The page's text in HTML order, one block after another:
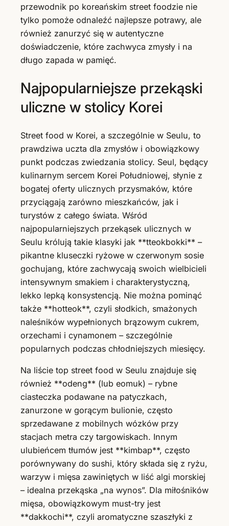
przewodnik po koreańskim street foodzie nie
tylko pomoże odnaleźć najlepsze potrawy, ale
również zanurzyć się w autentyczne
doświadczenie, które zachwyca zmysły i na
długo zapada w pamięć.
Najpopularniejsze przekąski
uliczne w stolicy Korei
Street food w Korei, a szczególnie w Seulu, to
prawdziwa uczta dla zmysłów i obowiązkowy
punkt podczas zwiedzania stolicy. Seul, będący
kulinarnym sercem Korei Południowej, słynie z
bogatej oferty ulicznych przysmaków, które
przyciągają zarówno mieszkańców, jak i
turystów z całego świata. Wśród
najpopularniejszych przekąsek ulicznych w
Seulu królują takie klasyki jak **tteokbokki** –
pikantne kluseczki ryżowe w czerwonym sosie
gochujang, które zachwycają swoich wielbicieli
intensywnym smakiem i charakterystyczną,
lekko lepką konsystencją. Nie można pominąć
także **hotteok**, czyli słodkich, smażonych
naleśników wypełnionych brązowym cukrem,
orzechami i cynamonem – szczególnie
popularnych podczas chłodniejszych miesięcy.
Na liście top street food w Seulu znajduje się
również **odeng** (lub eomuk) – rybne
ciasteczka podawane na patyczkach,
zanurzone w gorącym bulionie, często
sprzedawane z mobilnych wózków przy
stacjach metra czy targowiskach. Innym
ulubieńcem tłumów jest **kimbap**, często
porównywany do sushi, który składa się z ryżu,
warzyw i mięsa zawiniętych w liść algi morskiej
– idealna przekąska „na wynos”. Dla miłośników
mięsa, obowiązkowym must-try jest
**dakkochi**, czyli aromatyczne szaszłyki z